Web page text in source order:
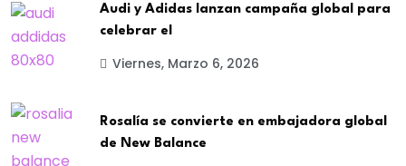
Audi y Adidas lanzan campaña global para
celebrar el
Viernes, Marzo 6, 2026
Rosalía se convierte en embajadora global
de New Balance